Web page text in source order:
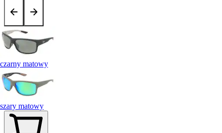
czarny matowy
szary matowy